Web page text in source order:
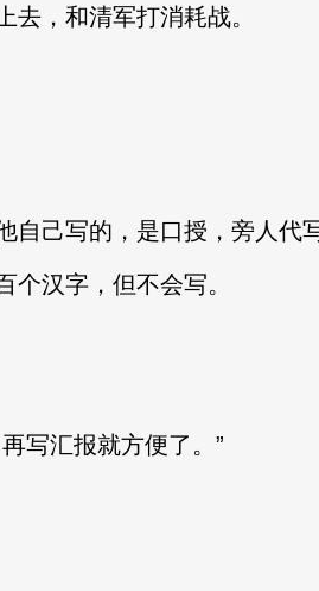
，和清军打消耗战。
己写的，是口授，旁人代
汉字，但不会写。
写汇报就方便了。”